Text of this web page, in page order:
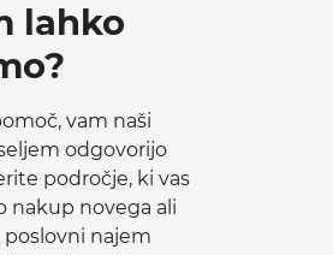
lahko
vam naši
odgovorijo
področje, ki vas
nakup novega ali
poslovni najem